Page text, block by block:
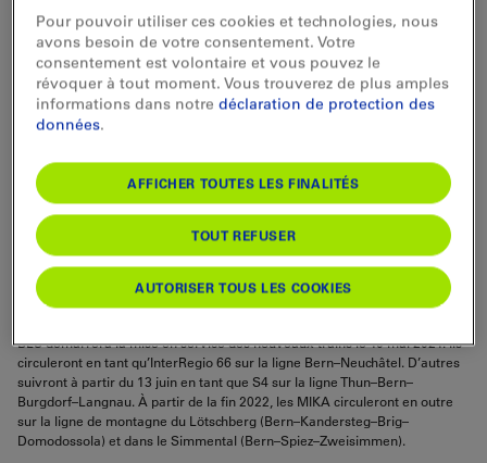
La flotte de BLS s’agrandit: les premiers
trains MIKA circuleront sur la ligne Bern–
Neuchâtel dès le 10 mai prochain. BLS
souhaite ainsi améliorer le confort des
voyageurs et remplacer progressivement
les anciens véhicules.
Il s’agit de la plus grande commande de véhicules de toute l’histoire de
BLS. L’entreprise ferroviaire investit environ 650 millions de francs dans
58 nouvelles rames automotrices à un étage et plancher surbaissé de
Stadler Rail. Le MIKA, en allemand « moderner, innovativer, kompakter
Allroundzug », remplacera peu à peu les trains VU III et RBDe vieillissants
d’ici la fin 2024.
BLS démarrera la mise en service des nouveaux trains le 10 mai 2021. Ils
circuleront en tant qu’InterRegio 66 sur la ligne Bern–Neuchâtel. D’autres
suivront à partir du 13 juin en tant que S4 sur la ligne Thun–Bern–
Burgdorf–Langnau. À partir de la fin 2022, les MIKA circuleront en outre
sur la ligne de montagne du Lötschberg (Bern–Kandersteg–Brig–
Domodossola) et dans le Simmental (Bern–Spiez–Zweisimmen).
Pour pouvoir utiliser ces cookies et technologies, nous
avons besoin de votre consentement. Votre
consentement est volontaire et vous pouvez le
révoquer à tout moment. Vous trouverez de plus amples
informations dans notredéclaration de protection des
données.
AFFICHER TOUTES LES FINALITÉS
TOUT REFUSER
AUTORISER TOUS LES COOKIES